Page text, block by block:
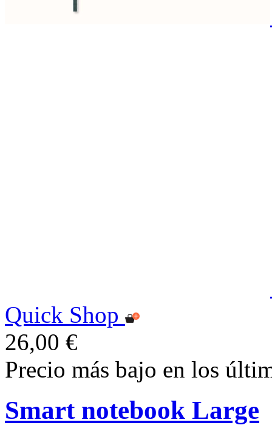
Quick Shop
26,00 €
Precio más bajo en los
Smart notebook Large